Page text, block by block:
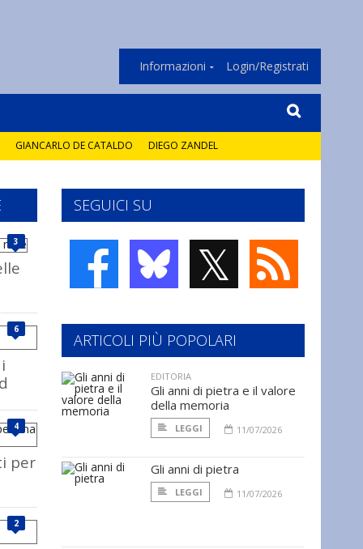
Informazioni Login/Registrati
GIANCARLO DE CATALDO DIEGO ZANDEL
SEGUICI SU
𝕏
3
6
4
per
2
ARTICOLI PIÙ POPOLARI
EDITORIA
Gli anni di pietra e il valore
della memoria
LEGGI 11/07/2026
Gli anni di pietra
LEGGI 11/07/2026